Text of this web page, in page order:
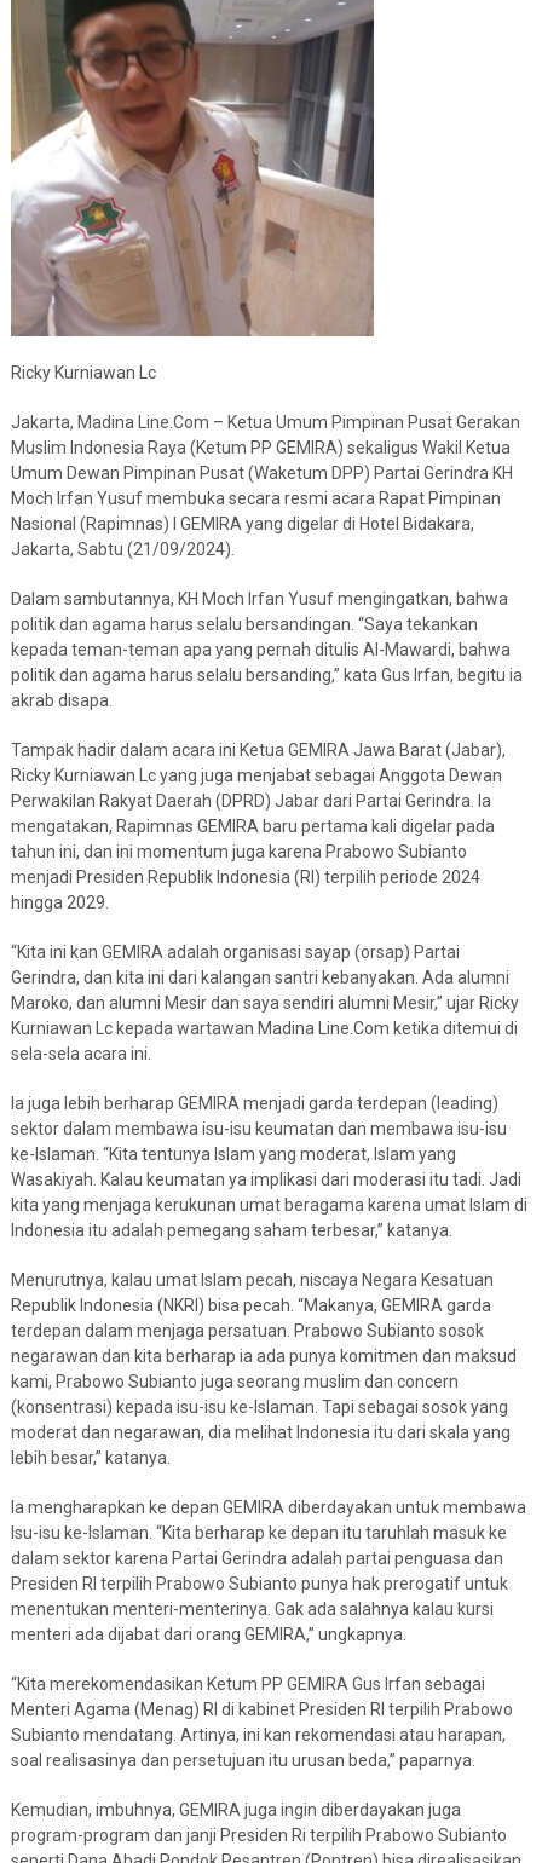
Ricky Kurniawan Lc
Jakarta, Madina Line.Com – Ketua Umum Pimpinan Pusat Gerakan
Muslim Indonesia Raya (Ketum PP GEMIRA) sekaligus Wakil Ketua
Umum Dewan Pimpinan Pusat (Waketum DPP) Partai Gerindra KH
Moch Irfan Yusuf membuka secara resmi acara Rapat Pimpinan
Nasional (Rapimnas) I GEMIRA yang digelar di Hotel Bidakara,
Jakarta, Sabtu (21/09/2024).
Dalam sambutannya, KH Moch Irfan Yusuf mengingatkan, bahwa
politik dan agama harus selalu bersandingan. “Saya tekankan
kepada teman-teman apa yang pernah ditulis Al-Mawardi, bahwa
politik dan agama harus selalu bersanding,” kata Gus Irfan, begitu ia
akrab disapa.
Tampak hadir dalam acara ini Ketua GEMIRA Jawa Barat (Jabar),
Ricky Kurniawan Lc yang juga menjabat sebagai Anggota Dewan
Perwakilan Rakyat Daerah (DPRD) Jabar dari Partai Gerindra. Ia
mengatakan, Rapimnas GEMIRA baru pertama kali digelar pada
tahun ini, dan ini momentum juga karena Prabowo Subianto
menjadi Presiden Republik Indonesia (RI) terpilih periode 2024
hingga 2029.
“Kita ini kan GEMIRA adalah organisasi sayap (orsap) Partai
Gerindra, dan kita ini dari kalangan santri kebanyakan. Ada alumni
Maroko, dan alumni Mesir dan saya sendiri alumni Mesir,” ujar Ricky
Kurniawan Lc kepada wartawan Madina Line.Com ketika ditemui di
sela-sela acara ini.
Ia juga lebih berharap GEMIRA menjadi garda terdepan (leading)
sektor dalam membawa isu-isu keumatan dan membawa isu-isu
ke-Islaman. “Kita tentunya Islam yang moderat, Islam yang
Wasakiyah. Kalau keumatan ya implikasi dari moderasi itu tadi. Jadi
kita yang menjaga kerukunan umat beragama karena umat Islam di
Indonesia itu adalah pemegang saham terbesar,” katanya.
Menurutnya, kalau umat Islam pecah, niscaya Negara Kesatuan
Republik Indonesia (NKRI) bisa pecah. “Makanya, GEMIRA garda
terdepan dalam menjaga persatuan. Prabowo Subianto sosok
negarawan dan kita berharap ia ada punya komitmen dan maksud
kami, Prabowo Subianto juga seorang muslim dan concern
(konsentrasi) kepada isu-isu ke-Islaman. Tapi sebagai sosok yang
moderat dan negarawan, dia melihat Indonesia itu dari skala yang
lebih besar,” katanya.
Ia mengharapkan ke depan GEMIRA diberdayakan untuk membawa
Isu-isu ke-Islaman. “Kita berharap ke depan itu taruhlah masuk ke
dalam sektor karena Partai Gerindra adalah partai penguasa dan
Presiden RI terpilih Prabowo Subianto punya hak prerogatif untuk
menentukan menteri-menterinya. Gak ada salahnya kalau kursi
menteri ada dijabat dari orang GEMIRA,” ungkapnya.
“Kita merekomendasikan Ketum PP GEMIRA Gus Irfan sebagai
Menteri Agama (Menag) RI di kabinet Presiden RI terpilih Prabowo
Subianto mendatang. Artinya, ini kan rekomendasi atau harapan,
soal realisasinya dan persetujuan itu urusan beda,” paparnya.
Kemudian, imbuhnya, GEMIRA juga ingin diberdayakan juga
program-program dan janji Presiden Ri terpilih Prabowo Subianto